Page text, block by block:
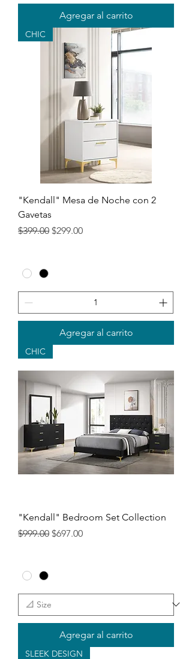
Agregar al carrito
CHIC
"Kendall" Mesa de Noche con 2
Gavetas
Precio
$399.00 Precio de oferta
$299.00
Agregar al carrito
CHIC
"Kendall" Bedroom Set Collection
Precio
$999.00 Precio de oferta
$697.00
Agregar al carrito
SLEEK DESIGN